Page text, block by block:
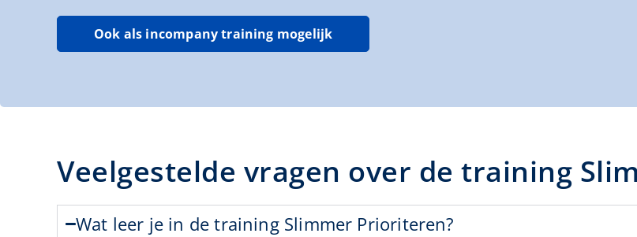
Ook als incompany training mogelijk
Veelgestelde vragen over de training
Wat leer je in de training Slimmer Prioriteren?